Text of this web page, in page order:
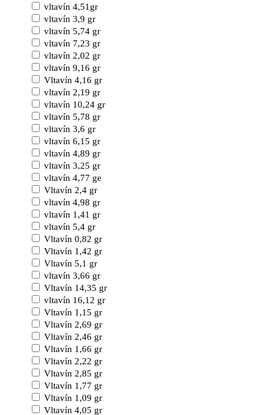
vltavín 4,51gr
vltavín 3,9 gr
vltavín 5,74 gr
vltavín 7,23 gr
vltavín 2,02 gr
vltavín 9,16 gr
Vltavín 4,16 gr
vltavín 2,19 gr
vltavín 10,24 gr
vltavín 5,78 gr
vltavín 3,6 gr
vltavín 6,15 gr
vltavín 4,89 gr
vltavín 3,25 gr
vltavín 4,77 ge
Vltavín 2,4 gr
vltavín 4,98 gr
vltavín 1,41 gr
vltavín 5,4 gr
Vltavín 0,82 gr
Vltavín 1,42 gr
Vltavín 5,1 gr
vltavín 3,66 gr
Vltavín 14,35 gr
vltavín 16,12 gr
Vltavín 1,15 gr
Vltavín 2,69 gr
Vltavín 2,46 gr
Vltavín 1,66 gr
Vltavín 2,22 gr
Vltavín 2,85 gr
Vltavín 1,77 gr
Vltavín 1,09 gr
Vltavín 4,05 gr